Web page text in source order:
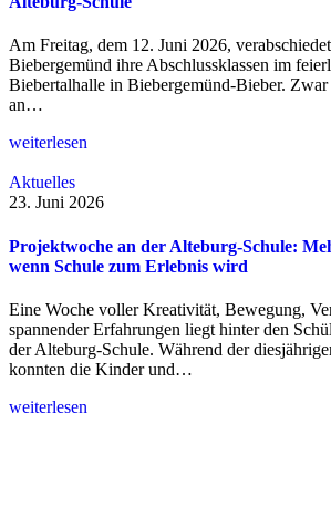
Am Freitag, dem 12. Juni 2026,
Biebergemünd ihre Abschlussklassen im
Biebertalhalle in Biebergemünd-Bieber. Zwar
an…
weiterlesen
Aktuelles
23. Juni 2026
Projektwoche an der Alteburg-Schule:
wenn Schule zum Erlebnis wird
Eine Woche voller Kreativität, Bewegung,
spannender Erfahrungen liegt hinter den
der Alteburg-Schule. Während der
konnten die Kinder und…
weiterlesen